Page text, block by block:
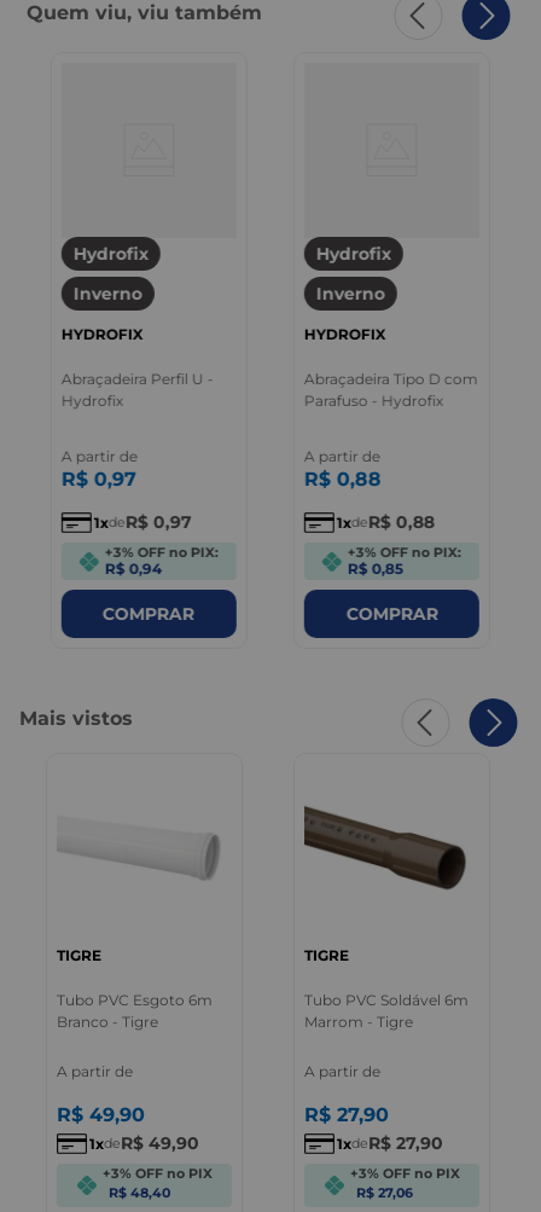
Quem viu, viu também
Hydrofix
Inverno
HYDROFIX
Abraçadeira Perfil U -
Hydrofix
A partir de
R$ 0,97
1 deR$ 0,97
+3% OFF no PIX:
R$ 0,94
COMPRAR
Hydrofix
Inverno
HYDROFIX
Abraçadeira Tipo D com
Parafuso - Hydrofix
A partir de
R$ 0,88
1 deR$ 0,88
+3% OFF no PIX:
R$ 0,85
COMPRAR
Mais vistos
TIGRE
Tubo PVC Esgoto 6m
Branco - Tigre
A partir de
R$ 49,90
1 deR$ 49,90
+3% OFF no PIX
R$ 48,40
TIGRE
Tubo PVC Soldável 6m
Marrom - Tigre
A partir de
R$ 27,90
1 deR$ 27,90
+3% OFF no PIX
R$ 27,06